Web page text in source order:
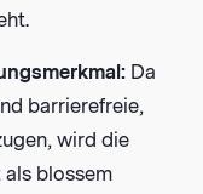
Da
barrierefreie,
wird die
als blossem